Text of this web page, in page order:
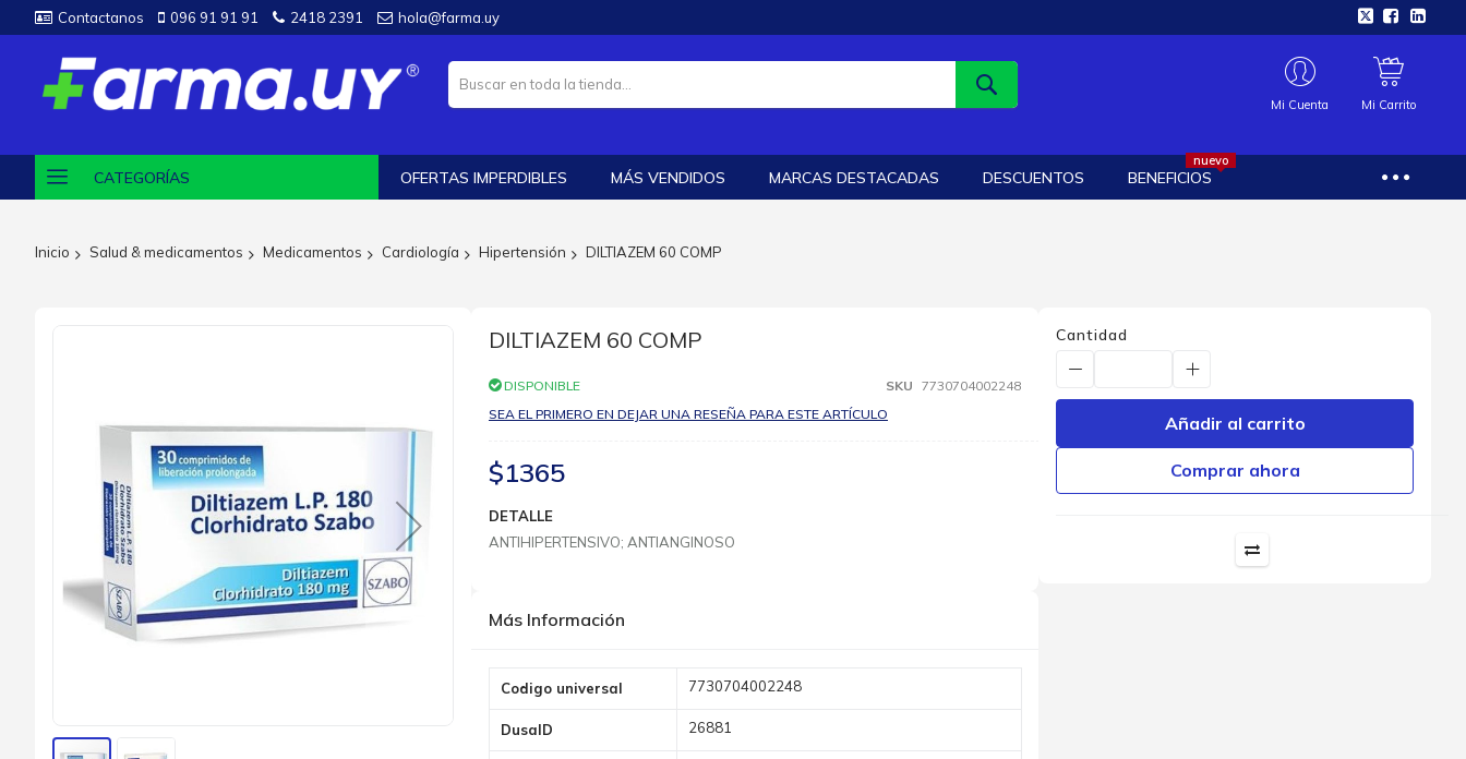
Contactanos 096 91 91 91 2418 2391 hola@farma.uy
Mi Cuenta Mi Carrito
CATEGORÍAS OFERTAS IMPERDIBLES MÁS VENDIDOS MARCAS DESTACADAS DESCUENTOS BENEFICIOS
nuevo
Inicio Salud & medicamentos Medicamentos Cardiología Hipertensión DILTIAZEM 60 COMP
DILTIAZEM 60 COMP
DISPONIBLE SKU 7730704002248
SEA EL PRIMERO EN DEJAR UNA RESEÑA PARA ESTE ARTÍCULO
$1365
DETALLE
ANTIHIPERTENSIVO; ANTIANGINOSO
Más Información
Información
Codigo universal 7730704002248
DusaID 26881
Cantidad
Añadir al carrito
Comprar ahora